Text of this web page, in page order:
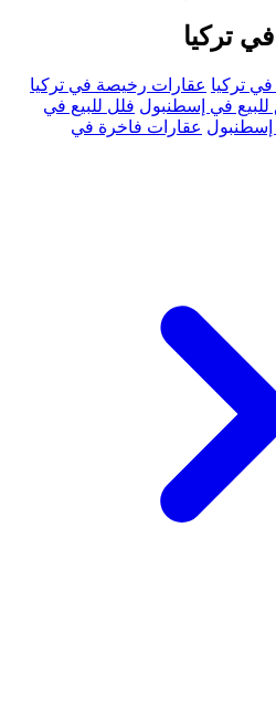
تركيا
في تركيا عقارات رخيصة في تركيا
في إسطنبول فلل للبيع في
عقارات فاخرة في